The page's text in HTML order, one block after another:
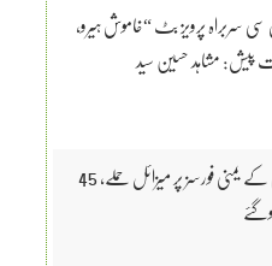
پرویز بٹ “خاموش ہیرو،
پیش: مشاہد حسین سید
حوثی باغیوں کے یمنی فورسز پر میزائل حملے، 45